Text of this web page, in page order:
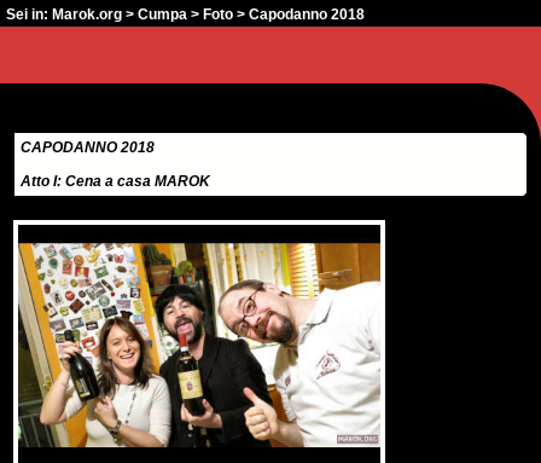
Sei in: Marok.org > Cumpa > Foto > Capodanno 2018
CAPODANNO 2018
Atto I: Cena a casa MAROK